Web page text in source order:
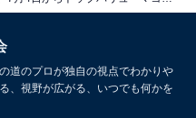
道のプロが独自の視点でわかりや
、視野が広がる、いつでも何かを